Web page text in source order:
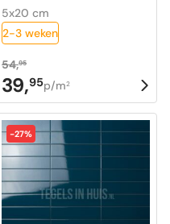
5x20 cm
2-3 weken
54,95
Oorspronkelijke
prijs
was:
54,95.
39,95
Huidige
prijs
is:
39,95.
p/m2
-27%